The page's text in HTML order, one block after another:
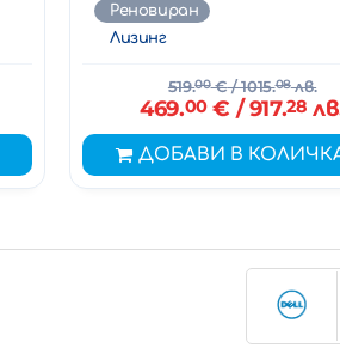
Реновиран
Лизинг
519.00€/ 1015.08лв.
469.00€ / 917.28
ДОБАВИ В